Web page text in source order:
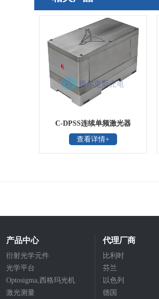
C-DPSS连续单频激光器
Skylark
查看详情+
产品中心
衍射光学元件
光学平台
Optosigma,西格玛光机
激光测量
代理厂商
比利时
芬兰
以色列
德国